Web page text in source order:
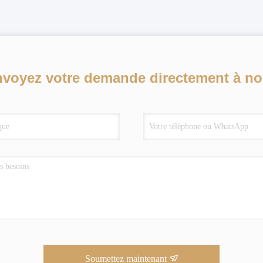
votre demande directement à
Soumettez maintenant